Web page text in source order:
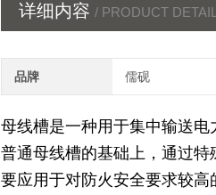
详细内容 / PRODUCT
品牌 儒砚
母线槽是一种用于集中输送电
普通母线槽的基础上，通过
要应用于对防火安全要求较高